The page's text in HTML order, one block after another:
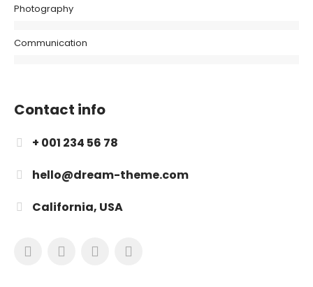
Photography
Communication
Contact info
+ 001 234 56 78
hello@dream-theme.com
California, USA